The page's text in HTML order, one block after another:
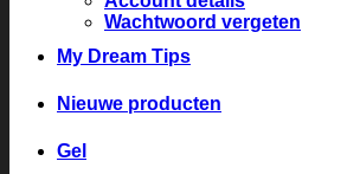
Wachtwoord vergeten
My Dream Tips
Nieuwe producten
Gel